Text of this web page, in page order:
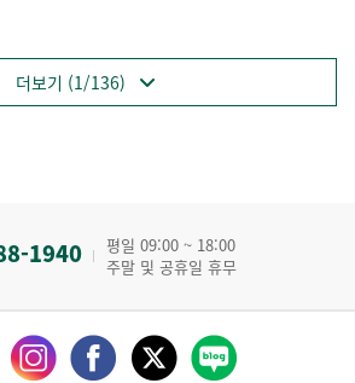
더보기 (1/136)
1940
평일 09:00 ~ 18:00
주말 및 공휴일 휴무